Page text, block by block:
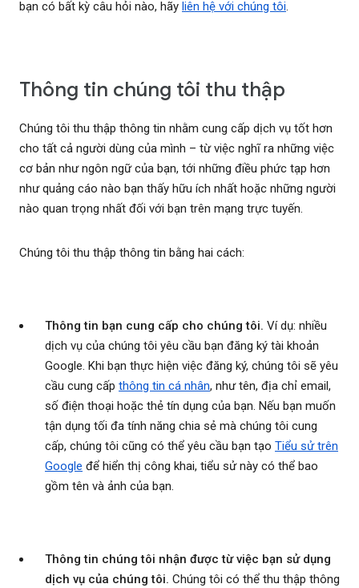
bạn có bất kỳ câu hỏi nào, hãy liên hệ với chúng tôi.
Thông tin chúng tôi thu thập
Chúng tôi thu thập thông tin nhằm cung cấp dịch vụ tốt hơn
cho tất cả người dùng của mình – từ việc nghĩ ra những việc
cơ bản như ngôn ngữ của bạn, tới những điều phức tạp hơn
như quảng cáo nào bạn thấy hữu ích nhất hoặc những người
nào quan trọng nhất đối với bạn trên mạng trực tuyến.
Chúng tôi thu thập thông tin bằng hai cách:
Thông tin bạn cung cấp cho chúng tôi. Ví dụ: nhiều
dịch vụ của chúng tôi yêu cầu bạn đăng ký tài khoản
Google. Khi bạn thực hiện việc đăng ký, chúng tôi sẽ yêu
cầu cung cấp thông tin cá nhân, như tên, địa chỉ email,
số điện thoại hoặc thẻ tín dụng của bạn. Nếu bạn muốn
tận dụng tối đa tính năng chia sẻ mà chúng tôi cung
cấp, chúng tôi cũng có thể yêu cầu bạn tạo Tiểu sử trên
Google để hiển thị công khai, tiểu sử này có thể bao
gồm tên và ảnh của bạn.
Thông tin chúng tôi nhận được từ việc bạn sử dụng
dịch vụ của chúng tôi. Chúng tôi có thể thu thập thông